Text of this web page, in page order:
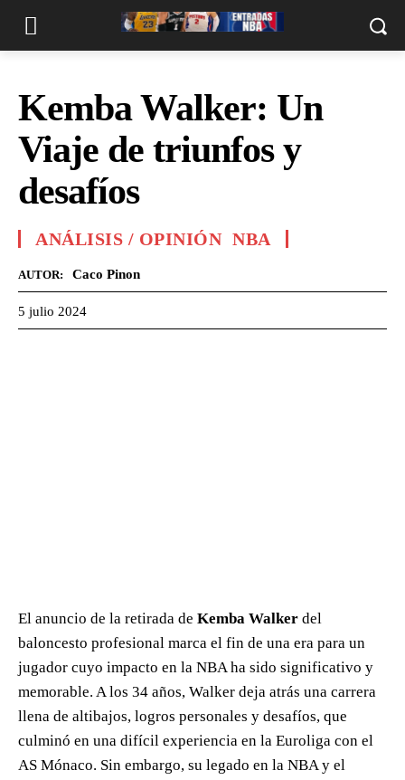
Kemba Walker: Un
Viaje de triunfos y
desafíos
ANÁLISIS / OPINIÓN NBA
AUTOR: Caco Pinon
5 julio 2024
El anuncio de la retirada de Kemba Walker del
baloncesto profesional marca el fin de una era para un
jugador cuyo impacto en la NBA ha sido significativo y
memorable. A los 34 años, Walker deja atrás una carrera
llena de altibajos, logros personales y desafíos, que
culminó en una difícil experiencia en la Euroliga con el
AS Mónaco. Sin embargo, su legado en la NBA y el